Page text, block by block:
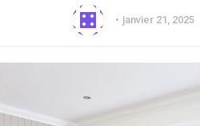
janvier 21, 2025